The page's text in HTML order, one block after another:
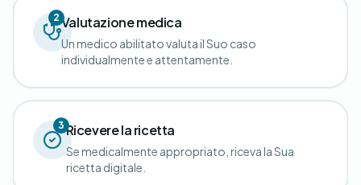
2Valutazione medica
Un medico abilitato valuta il Suo caso
individualmente e attentamente.
3Ricevere la ricetta
Se medicalmente appropriato, riceva la Sua
ricetta digitale.